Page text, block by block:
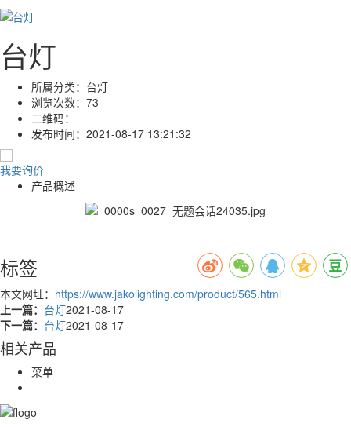
台灯
所属分类： 台灯
浏览次数： 73
二维码：
发布时间： 2021-08-17 13:21:32
我要询价
产品概述
标签
本文网址： https://www.jakolighting.com/product/565.html
上一篇： 台灯2021-08-17
下一篇： 台灯2021-08-17
相关产品
菜单